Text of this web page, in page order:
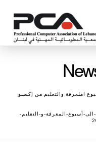
املعرفة والتعليم من إكسبو
الى-أسبوع-المعرفة-و-التعليم-